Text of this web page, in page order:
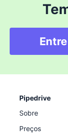
Pipedrive
Sobre
Preços